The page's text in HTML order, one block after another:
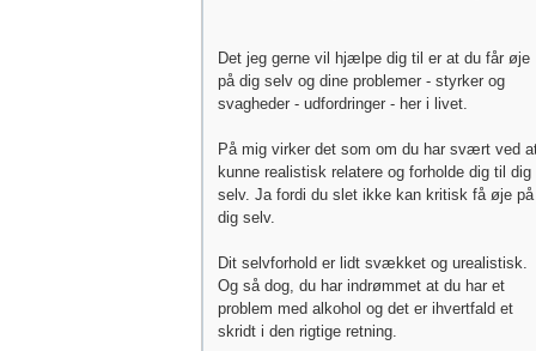
Det jeg gerne vil hjælpe dig til er at du får øje
på dig selv og dine problemer - styrker og
svagheder - udfordringer - her i livet.
På mig virker det som om du har svært ved
kunne realistisk relatere og forholde dig til dig
selv. Ja fordi du slet ikke kan kritisk få øje på
dig selv.
Dit selvforhold er lidt svækket og urealistisk.
Og så dog, du har indrømmet at du har et
problem med alkohol og det er ihvertfald et
skridt i den rigtige retning.